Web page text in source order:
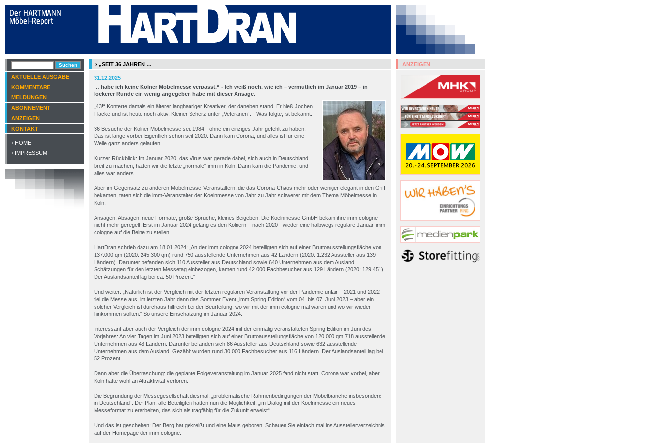
AKTUELLE AUSGABE
KOMMENTARE
MELDUNGEN
ABONNEMENT
ANZEIGEN
KONTAKT
› HOME
› IMPRESSUM
› „SEIT 36 JAHREN …
31.12.2025
… habe ich keine Kölner Möbelmesse verpasst.“ - Ich weiß noch, wie ich – vermutlich im Januar 2019 – in
lockerer Runde ein wenig angegeben habe mit dieser Ansage.
„43!“ Konterte damals ein älterer langhaariger Kreativer, der daneben stand. Er hieß Jochen
Flacke und ist heute noch aktiv. Kleiner Scherz unter „Veteranen“. - Was folgte, ist bekannt.
36 Besuche der Kölner Möbelmesse seit 1984 - ohne ein einziges Jahr gefehlt zu haben.
Das ist lange vorbei. Eigentlich schon seit 2020. Dann kam Corona, und alles ist für eine
Weile ganz anders gelaufen.
Kurzer Rückblick: Im Januar 2020, das Virus war gerade dabei, sich auch in Deutschland
breit zu machen, hatten wir die letzte „normale“ imm in Köln. Dann kam die Pandemie, und
alles war anders.
Aber im Gegensatz zu anderen Möbelmesse-Veranstaltern, die das Corona-Chaos mehr oder weniger elegant in den Griff
bekamen, taten sich die imm-Veranstalter der Koelnmesse von Jahr zu Jahr schwerer mit dem Thema Möbelmesse in
Köln.
Ansagen, Absagen, neue Formate, große Sprüche, kleines Beigeben. Die Koelnmesse GmbH bekam ihre imm cologne
nicht mehr geregelt. Erst im Januar 2024 gelang es den Kölnern – nach 2020 - wieder eine halbwegs reguläre Januar-imm
cologne auf die Beine zu stellen.
HartDran schrieb dazu am 18.01.2024: „An der imm cologne 2024 beteiligten sich auf einer Bruttoausstellungsfläche von
137.000 qm (2020: 245.300 qm) rund 750 ausstellende Unternehmen aus 42 Ländern (2020: 1.232 Aussteller aus 139
Ländern). Darunter befanden sich 110 Aussteller aus Deutschland sowie 640 Unternehmen aus dem Ausland.
Schätzungen für den letzten Messetag einbezogen, kamen rund 42.000 Fachbesucher aus 129 Ländern (2020: 129.451).
Der Auslandsanteil lag bei ca. 50 Prozent.“
Und weiter: „Natürlich ist der Vergleich mit der letzten regulären Veranstaltung vor der Pandemie unfair – 2021 und 2022
fiel die Messe aus, im letzten Jahr dann das Sommer Event „imm Spring Edition“ vom 04. bis 07. Juni 2023 – aber ein
solcher Vergleich ist durchaus hilfreich bei der Beurteilung, wo wir mit der imm cologne mal waren und wo wir wieder
hinkommen sollten.“ So unsere Einschätzung im Januar 2024.
Interessant aber auch der Vergleich der imm cologne 2024 mit der einmalig veranstalteten Spring Edition im Juni des
Vorjahres: An vier Tagen im Juni 2023 beteiligten sich auf einer Bruttoausstellungsfläche von 120.000 qm 718 ausstellende
Unternehmen aus 43 Ländern. Darunter befanden sich 86 Aussteller aus Deutschland sowie 632 ausstellende
Unternehmen aus dem Ausland. Gezählt wurden rund 30.000 Fachbesucher aus 116 Ländern. Der Auslandsanteil lag bei
52 Prozent.
Dann aber die Überraschung: die geplante Folgeveranstaltung im Januar 2025 fand nicht statt. Corona war vorbei, aber
Köln hatte wohl an Attraktivität verloren.
Die Begründung der Messegesellschaft diesmal: „problematische Rahmenbedingungen der Möbelbranche insbesondere
in Deutschland“. Der Plan: alle Beteiligten hätten nun die Möglichkeit, „im Dialog mit der Koelnmesse ein neues
Messeformat zu erarbeiten, das sich als tragfähig für die Zukunft erweist“.
Und das ist geschehen: Der Berg hat gekreißt und eine Maus geboren. Schauen Sie einfach mal ins Ausstellerverzeichnis
auf der Homepage der imm cologne.
ANZEIGEN